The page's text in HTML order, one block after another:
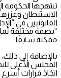
تنتهجها الحكومة
الاستيطان
القانونيين في
“بصمة مختلفة
ممكنة سابقًا.
بالإضافة إلى
المجلس الأعلى
اتخاذ قرارات